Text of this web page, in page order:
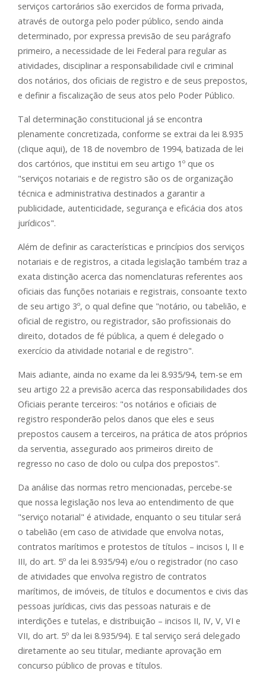
serviços cartorários são exercidos de forma privada,
através de outorga pelo poder público, sendo ainda
determinado, por expressa previsão de seu parágrafo
primeiro, a necessidade de lei Federal para regular as
atividades, disciplinar a responsabilidade civil e criminal
dos notários, dos oficiais de registro e de seus prepostos,
e definir a fiscalização de seus atos pelo Poder Público.
Tal determinação constitucional já se encontra
plenamente concretizada, conforme se extrai da lei 8.935
(clique aqui), de 18 de novembro de 1994, batizada de lei
dos cartórios, que institui em seu artigo 1º que os
"serviços notariais e de registro são os de organização
técnica e administrativa destinados a garantir a
publicidade, autenticidade, segurança e eficácia dos atos
jurídicos".
Além de definir as características e princípios dos serviços
notariais e de registros, a citada legislação também traz a
exata distinção acerca das nomenclaturas referentes aos
oficiais das funções notariais e registrais, consoante texto
de seu artigo 3º, o qual define que "notário, ou tabelião, e
oficial de registro, ou registrador, são profissionais do
direito, dotados de fé pública, a quem é delegado o
exercício da atividade notarial e de registro".
Mais adiante, ainda no exame da lei 8.935/94, tem-se em
seu artigo 22 a previsão acerca das responsabilidades dos
Oficiais perante terceiros: "os notários e oficiais de
registro responderão pelos danos que eles e seus
prepostos causem a terceiros, na prática de atos próprios
da serventia, assegurado aos primeiros direito de
regresso no caso de dolo ou culpa dos prepostos".
Da análise das normas retro mencionadas, percebe-se
que nossa legislação nos leva ao entendimento de que
"serviço notarial" é atividade, enquanto o seu titular será
o tabelião (em caso de atividade que envolva notas,
contratos marítimos e protestos de títulos – incisos I, II e
III, do art. 5º da lei 8.935/94) e/ou o registrador (no caso
de atividades que envolva registro de contratos
marítimos, de imóveis, de títulos e documentos e civis das
pessoas jurídicas, civis das pessoas naturais e de
interdições e tutelas, e distribuição – incisos II, IV, V, VI e
VII, do art. 5º da lei 8.935/94). E tal serviço será delegado
diretamente ao seu titular, mediante aprovação em
concurso público de provas e títulos.